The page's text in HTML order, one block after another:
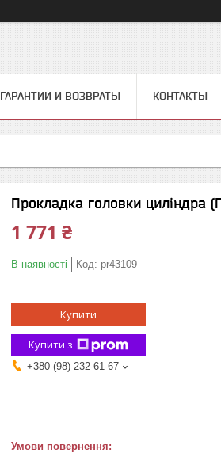
ГАРАНТИИ И ВОЗВРАТЫ КОНТАКТЫ
Прокладка головки циліндра
1 771 ₴
В наявності Код: pr43109
Купити
Купити з
+380 (98) 232-61-67